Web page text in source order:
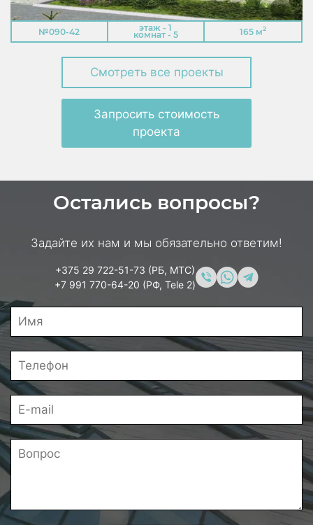
№090-42 этаж - 1
комнат - 5 165 м2
Смотреть все проекты
Запросить стоимость
проекта
Остались вопросы?
Задайте их нам и мы обязательно ответим!
+375 29 722-51-73 (РБ, МТС)
+7 991 770-64-20 (РФ, Tele 2)